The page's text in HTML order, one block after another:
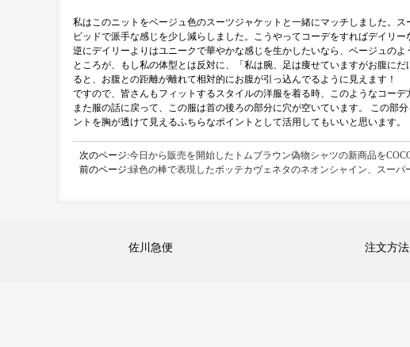
私はこのニットをベージュ色のスーツジャケットと一緒にマッチしました。
ビッドで派手な感じを少し減らしました。こうやってコーデをすればデイリー
逆にデイリーよりはユニークで華やかな感じを生かしたいなら、ベージュの
ところが、もし私の体型とは反対に、「私は腕、足は痩せていますがお腹に
ると、お腹との距離が離れて相対的にお腹が引っ込んでるように見えます！
ですので、皆さんもフィットするスタイルの洋服を着る時、このようなコー
また服の話に戻って、この服は首の後ろの部分に穴が空いています。 この部
ントを胸が透けて見えるふちらなポイントとして活用してもいいと思います。
次のページ:今日から販売を開始したトムブラウン偽物シャツの新商品を
前のページ:緑色の棒で表現したボッテカヴェネタのネオンシャイン、スー
佐川急便 注文方法